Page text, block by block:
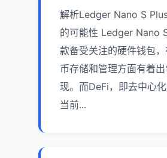
解析Ledger Nano S
的可能性 Ledger Nano
款备受关注的硬件钱包
币存储和管理方面有着
现。而DeFi，即去中心
当前...